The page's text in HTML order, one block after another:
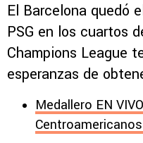
El Barcelona quedó
PSG en los cuartos
Champions League
esperanzas de
Medallero EN